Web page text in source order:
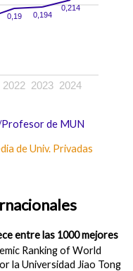
2022 2023 2024
0,19 0,194
0,214
de MUN
de Univ. Privadas
entre las 1000 mejores
Ranking of World
la Universidad Jiao Tong